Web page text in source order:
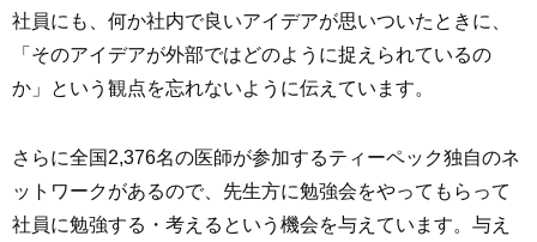
社員にも、何か社内で良いアイデアが思いついたときに、
「そのアイデアが外部ではどのように捉えられているの
か」という観点を忘れないように伝えています。
さらに全国2,376名の医師が参加するティーペック独自のネ
ットワークがあるので、先生方に勉強会をやってもらって
社員に勉強する・考えるという機会を与えています。与え